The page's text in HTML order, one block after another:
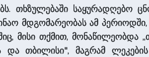
თხზუ­ლე­ბაში საყურადღებო
მდგომარეობას ამ
მისი თქმით, მონა­წილეობდა
და თბილისი", მაგრამ